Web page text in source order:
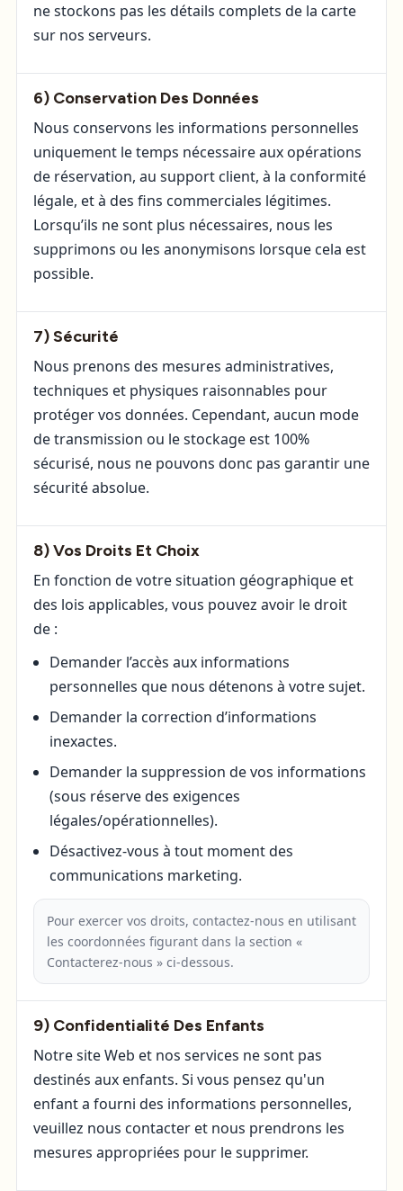
ne stockons pas les détails complets de la carte
sur nos serveurs.
6) Conservation Des Données
Nous conservons les informations personnelles
uniquement le temps nécessaire aux opérations
de réservation, au support client, à la conformité
légale, et à des fins commerciales légitimes.
Lorsqu’ils ne sont plus nécessaires, nous les
supprimons ou les anonymisons lorsque cela est
possible.
7) Sécurité
Nous prenons des mesures administratives,
techniques et physiques raisonnables pour
protéger vos données. Cependant, aucun mode
de transmission ou le stockage est 100%
sécurisé, nous ne pouvons donc pas garantir une
sécurité absolue.
8) Vos Droits Et Choix
En fonction de votre situation géographique et
des lois applicables, vous pouvez avoir le droit
de :
Demander l’accès aux informations
personnelles que nous détenons à votre sujet.
Demander la correction d’informations
inexactes.
Demander la suppression de vos informations
(sous réserve des exigences
légales/opérationnelles).
Désactivez-vous à tout moment des
communications marketing.
Pour exercer vos droits, contactez-nous en utilisant
les coordonnées figurant dans la section «
Contacterez-nous » ci-dessous.
9) Confidentialité Des Enfants
Notre site Web et nos services ne sont pas
destinés aux enfants. Si vous pensez qu'un
enfant a fourni des informations personnelles,
veuillez nous contacter et nous prendrons les
mesures appropriées pour le supprimer.